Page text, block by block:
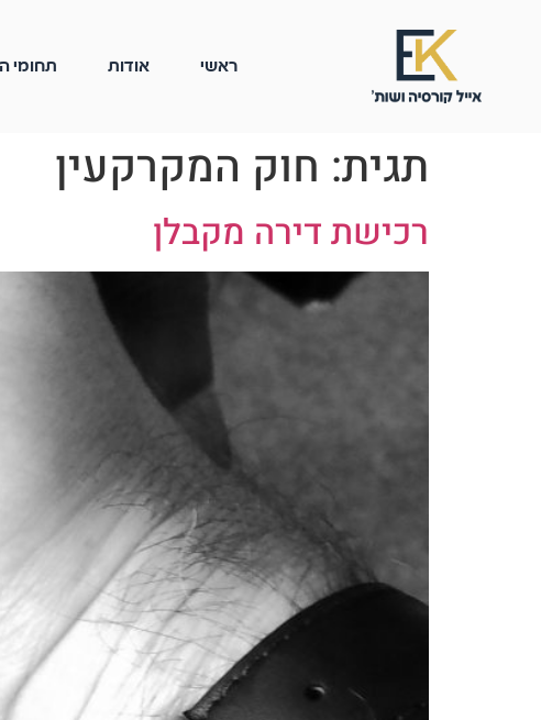
ראשי אודות תחומי
תגית: חוק המקרקעין
רכישת דירה מקבלן